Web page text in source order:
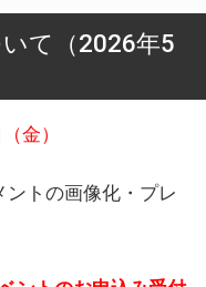
て（2026年5
金）
トの画像化・プレ